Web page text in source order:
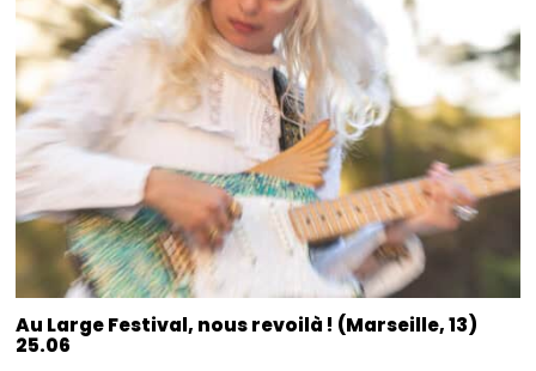
Au Large Festival, nous revoilà ! (Marseille, 13)
25.06